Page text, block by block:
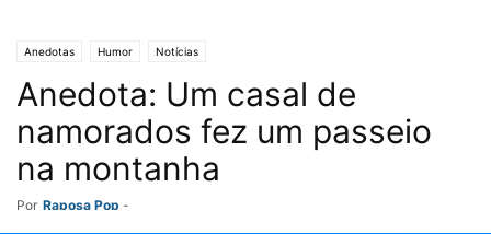
Anedotas Humor Notícias
Anedota: Um casal de
namorados fez um passeio
na montanha
Por Raposa Pop -